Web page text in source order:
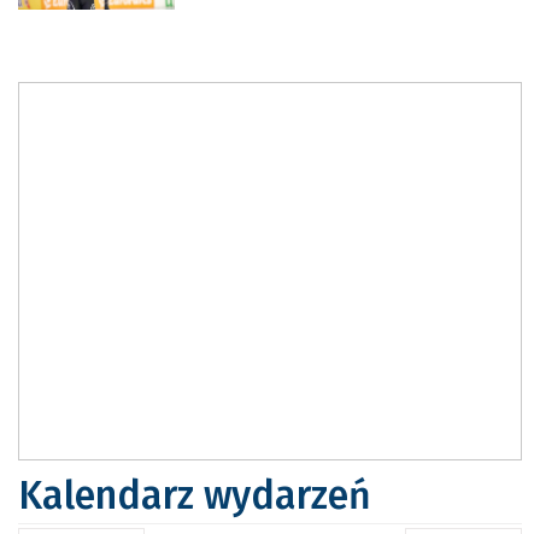
Kalendarz wydarzeń